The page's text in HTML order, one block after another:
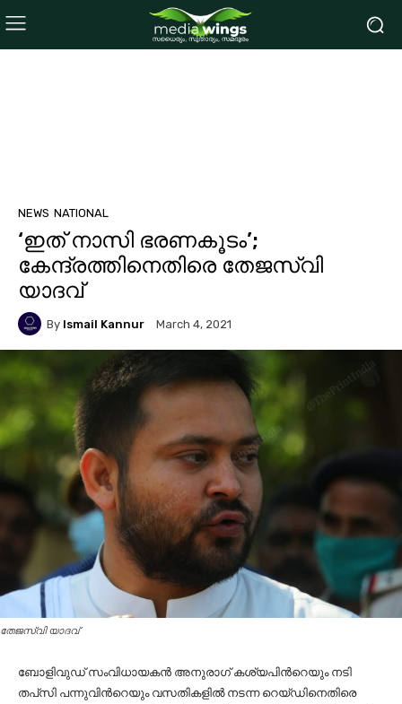
NEWS NATIONAL
‘ഇത് നാസി ഭരണകൂടം’;
കേന്ദ്രത്തിനെതിരെ തേജസ്വി
യാദവ്
By Ismail Kannur March 4, 2021
തേജസ്വി യാദവ്
ബോളിവുഡ് സംവിധായകന്‍ അനുരാഗ് കശ്യപിന്‍റെയും നടി
തപ്‍സി പന്നുവിന്‍റെയും വസതികളില്‍ നടന്ന റെയ്ഡിനെതിരെ